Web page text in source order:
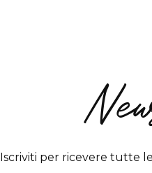
Iscriviti per ricevere tutte